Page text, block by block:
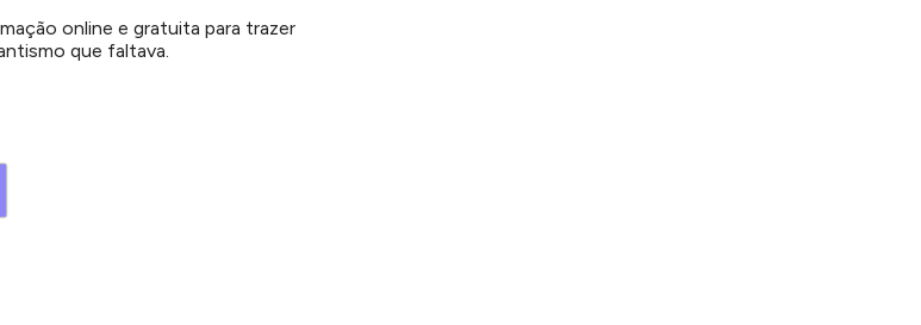
online e gratuita para trazer
que faltava.